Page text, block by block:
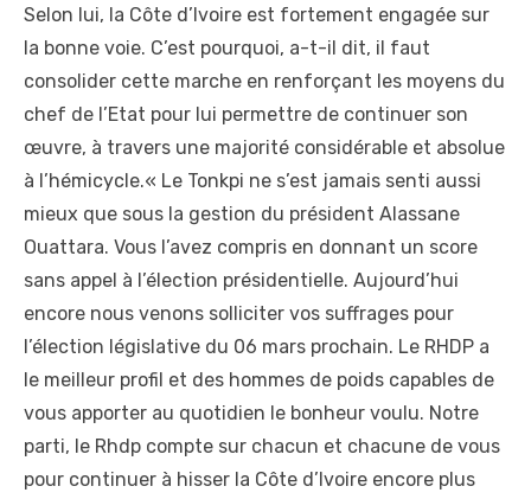
Selon lui, la Côte d’Ivoire est fortement engagée sur
la bonne voie. C’est pourquoi, a-t-il dit, il faut
consolider cette marche en renforçant les moyens du
chef de l’Etat pour lui permettre de continuer son
œuvre, à travers une majorité considérable et absolue
à l’hémicycle.« Le Tonkpi ne s’est jamais senti aussi
mieux que sous la gestion du président Alassane
Ouattara. Vous l’avez compris en donnant un score
sans appel à l’élection présidentielle. Aujourd’hui
encore nous venons solliciter vos suffrages pour
l’élection législative du 06 mars prochain. Le RHDP a
le meilleur profil et des hommes de poids capables de
vous apporter au quotidien le bonheur voulu. Notre
parti, le Rhdp compte sur chacun et chacune de vous
pour continuer à hisser la Côte d’Ivoire encore plus